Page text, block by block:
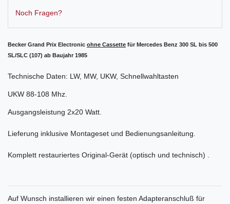
Noch Fragen?
Becker Grand Prix Electronic ohne Cassette für Mercedes Benz 300 SL bis 500
SL/SLC (107) ab Baujahr 1985
Technische Daten: LW, MW, UKW, Schnellwahltasten
UKW 88-108 Mhz.
Ausgangsleistung 2x20 Watt.
Lieferung inklusive Montageset und Bedienungsanleitung.
Komplett restauriertes Original-Gerät (optisch und technisch) .
Auf Wunsch installieren wir einen festen Adapteranschluß für